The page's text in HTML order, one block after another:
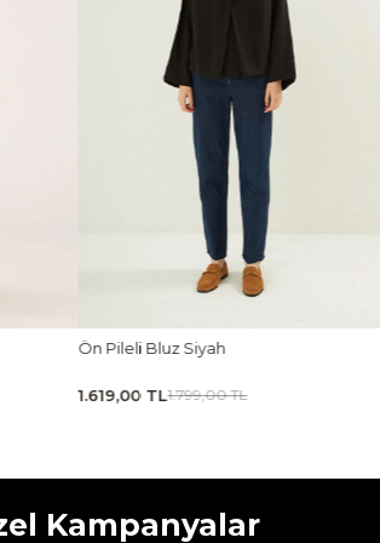
Tensel Yazlık Ceket Siyah
1.709,00 TL1.899,00 TL
Kampanyalar